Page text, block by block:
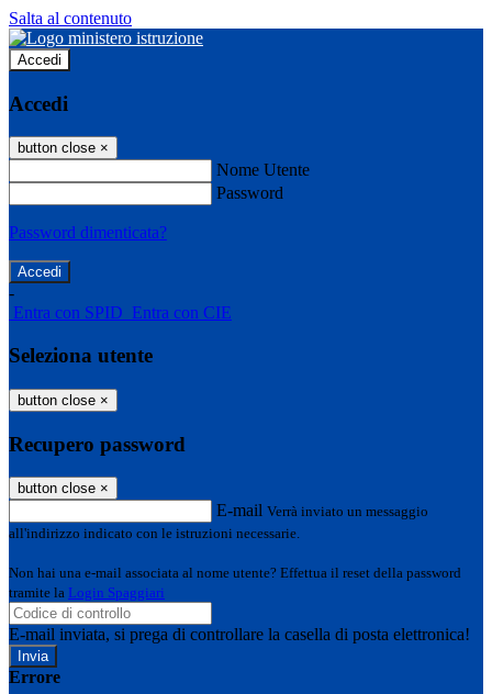
Salta al contenuto
Accedi
Accedi
button close ×
Nome Utente
Password
Password dimenticata?
-
Entra con SPID Entra con CIE
Seleziona utente
button close ×
Recupero password
button close ×
E-mail Verrà inviato un messaggio
all'indirizzo indicato con le istruzioni necessarie.
Non hai una e-mail associata al nome utente? Effettua il reset della password
tramite la Login Spaggiari
E-mail inviata, si prega di controllare la casella di posta elettronica!
Errore